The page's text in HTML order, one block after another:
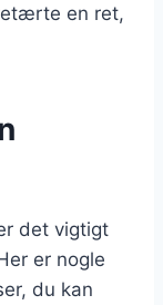
en ret,
det vigtigt
er nogle
du kan